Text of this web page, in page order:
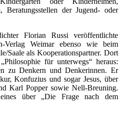
Beratungsstellen der Jugend- oder
Florian Russi veröffentlichte
Verlag Weimar ebenso wie beim
Saale als Kooperationspartner. Dort
für unterwegs“ heraus:
zu Denkern und Denkerinnen. Er
Konfuzius und sogar Jesus, über
Karl Popper sowie Nell-Breuning.
über „Die Frage nach dem